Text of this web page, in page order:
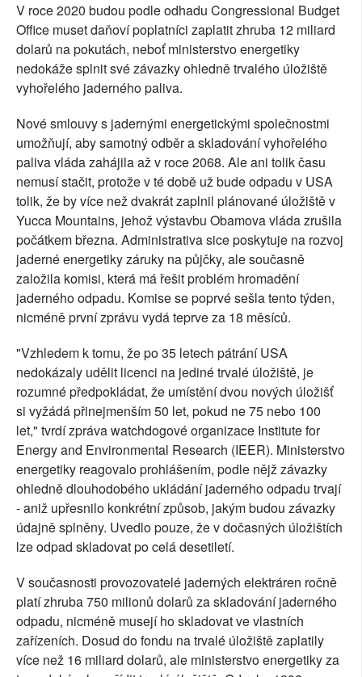
V roce 2020 budou podle odhadu Congressional Budget
Office muset daňoví poplatníci zaplatit zhruba 12 miliard
dolarů na pokutách, neboť ministerstvo energetiky
nedokáže splnit své závazky ohledně trvalého úložiště
vyhořelého jaderného paliva.
Nové smlouvy s jadernými energetickými společnostmi
umožňují, aby samotný odběr a skladování vyhořelého
paliva vláda zahájila až v roce 2068. Ale ani tolik času
nemusí stačit, protože v té době už bude odpadu v USA
tolik, že by více než dvakrát zaplnil plánované úložiště v
Yucca Mountains, jehož výstavbu Obamova vláda zrušila
počátkem března. Administrativa sice poskytuje na rozvoj
jaderné energetiky záruky na půjčky, ale současně
založila komisi, která má řešit problém hromadění
jaderného odpadu. Komise se poprvé sešla tento týden,
nicméně první zprávu vydá teprve za 18 měsíců.
"Vzhledem k tomu, že po 35 letech pátrání USA
nedokázaly udělit licenci na jediné trvalé úložiště, je
rozumné předpokládat, že umístění dvou nových úložišť
si vyžádá přinejmenším 50 let, pokud ne 75 nebo 100
let," tvrdí zpráva watchdogové organizace Institute for
Energy and Environmental Research (IEER). Ministerstvo
energetiky reagovalo prohlášením, podle nějž závazky
ohledně dlouhodobého ukládání jaderného odpadu trvají
- aniž upřesnilo konkrétní způsob, jakým budou závazky
údajně splněny. Uvedlo pouze, že v dočasných úložištích
lze odpad skladovat po celá desetiletí.
V současnosti provozovatelé jaderných elektráren ročně
platí zhruba 750 milionů dolarů za skladování jaderného
odpadu, nicméně musejí ho skladovat ve vlastních
zařízeních. Dosud do fondu na trvalé úložiště zaplatily
více než 16 miliard dolarů, ale ministerstvo energetiky za